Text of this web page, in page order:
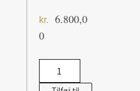
kr.
6.800,0
0
Maleri
af